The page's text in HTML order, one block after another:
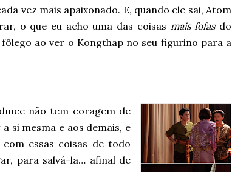
vez mais apaixonado. E, quando ele sai, Atom
o que eu acho uma das coisas mais fofasdo
ao ver o Kongthap no seu figurino para a
não tem coragem de
si mesma e aos demais, e
essas coisas de todo
para salvá-la… afinal de